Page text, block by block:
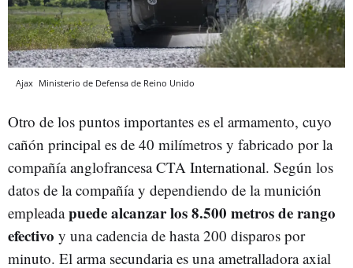
Ajax Ministerio de Defensa de Reino Unido
Otro de los puntos importantes es el armamento, cuyo
cañón principal es de 40 milímetros y fabricado por la
compañía anglofrancesa CTA International. Según los
datos de la compañía y dependiendo de la munición
empleadapuede alcanzar los 8.500 metros de rango
efectivo y una cadencia de hasta 200 disparos por
minuto. El arma secundaria es una ametralladora axial